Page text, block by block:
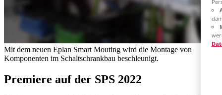
Mit dem neuen Eplan Smart Mouting wird die Montage von
Komponenten im Schaltschrankbau beschleunigt.
Premiere auf der SPS 2022